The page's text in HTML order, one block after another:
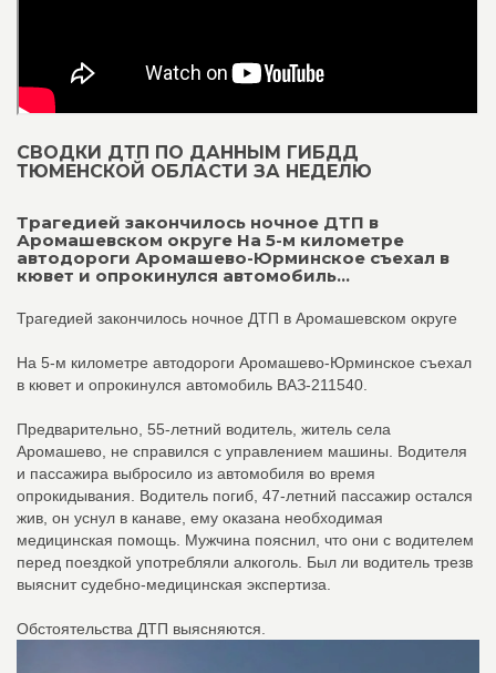
СВОДКИ ДТП ПО ДАННЫМ ГИБДД
ТЮМЕНСКОЙ ОБЛАСТИ ЗА НЕДЕЛЮ
Трагедией закончилось ночное ДТП в
Аромашевском округе На 5-м километре
автодороги Аромашево-Юрминское съехал в
кювет и опрокинулся автомобиль...
Трагедией закончилось ночное ДТП в Аромашевском округе
На 5-м километре автодороги Аромашево-Юрминское съехал
в кювет и опрокинулся автомобиль ВАЗ-211540.
Предварительно, 55-летний водитель, житель села
Аромашево, не справился с управлением машины. Водителя
и пассажира выбросило из автомобиля во время
опрокидывания. Водитель погиб, 47-летний пассажир остался
жив, он уснул в канаве, ему оказана необходимая
медицинская помощь. Мужчина пояснил, что они с водителем
перед поездкой употребляли алкоголь. Был ли водитель трезв
выяснит судебно-медицинская экспертиза.
Обстоятельства ДТП выясняются.